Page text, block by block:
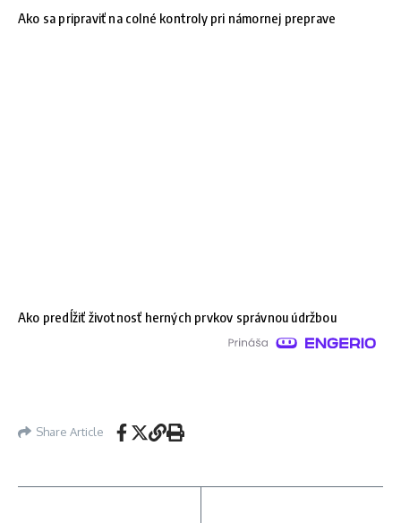
Ako sa pripraviť na colné kontroly pri námornej preprave
Ako predĺžiť životnosť herných prvkov správnou údržbou
Share Article